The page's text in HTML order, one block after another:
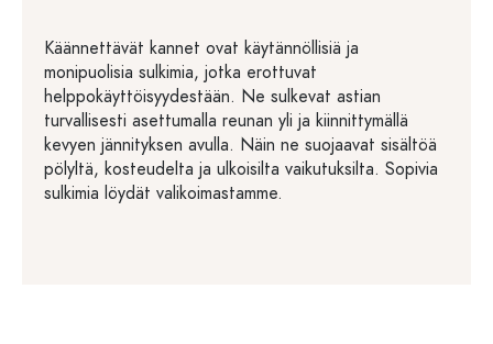
Käännettävät kannet ovat käytännöllisiä ja
monipuolisia sulkimia, jotka erottuvat
helppokäyttöisyydestään. Ne sulkevat astian
turvallisesti asettumalla reunan yli ja kiinnittymällä
kevyen jännityksen avulla. Näin ne suojaavat sisältöä
pölyltä, kosteudelta ja ulkoisilta vaikutuksilta. Sopivia
sulkimia löydät valikoimastamme.